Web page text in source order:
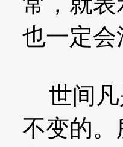
也一定
世间凡
不变的